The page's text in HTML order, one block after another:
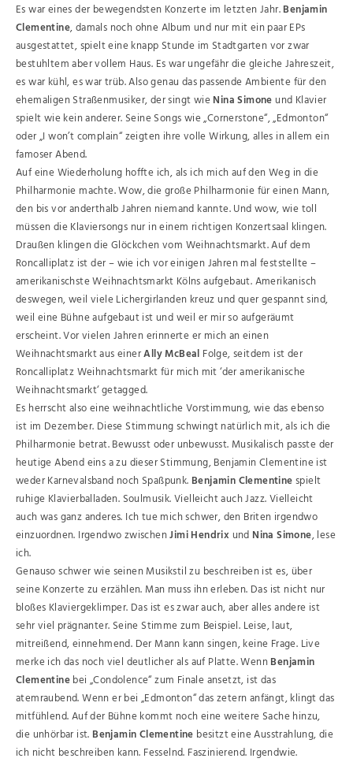
Es war eines der bewegendsten Konzerte im letzten Jahr.Benjamin
Clementine, damals noch ohne Album und nur mit ein paar EPs
ausgestattet, spielt eine knapp Stunde im Stadtgarten vor zwar
bestuhltem aber vollem Haus. Es war ungefähr die gleiche Jahreszeit,
es war kühl, es war trüb. Also genau das passende Ambiente für den
ehemaligen Straßenmusiker, der singt wieNina Simone und Klavier
spielt wie kein anderer. Seine Songs wie „Cornerstone“, „Edmonton“
oder „I won’t complain“ zeigten ihre volle Wirkung, alles in allem ein
famoser Abend.
Auf eine Wiederholung hoffte ich, als ich mich auf den Weg in die
Philharmonie machte. Wow, die große Philharmonie für einen Mann,
den bis vor anderthalb Jahren niemand kannte. Und wow, wie toll
müssen die Klaviersongs nur in einem richtigen Konzertsaal klingen.
Draußen klingen die Glöckchen vom Weihnachtsmarkt. Auf dem
Roncalliplatz ist der – wie ich vor einigen Jahren mal feststellte –
amerikanischste Weihnachtsmarkt Kölns aufgebaut. Amerikanisch
deswegen, weil viele Lichergirlanden kreuz und quer gespannt sind,
weil eine Bühne aufgebaut ist und weil er mir so aufgeräumt
erscheint. Vor vielen Jahren erinnerte er mich an einen
Weihnachtsmarkt aus einerAlly McBeal Folge, seitdem ist der
Roncalliplatz Weihnachtsmarkt für mich mit ‘der amerikanische
Weihnachtsmarkt‘ getagged.
Es herrscht also eine weihnachtliche Vorstimmung, wie das ebenso
ist im Dezember. Diese Stimmung schwingt natürlich mit, als ich die
Philharmonie betrat. Bewusst oder unbewusst. Musikalisch passte der
heutige Abend eins a zu dieser Stimmung, Benjamin Clementine ist
weder Karnevalsband noch Spaßpunk. Benjamin Clementinespielt
ruhige Klavierballaden. Soulmusik. Vielleicht auch Jazz. Vielleicht
auch was ganz anderes. Ich tue mich schwer, den Briten irgendwo
einzuordnen. Irgendwo zwischenJimi Hendrix und Nina Simone, lese
ich.
Genauso schwer wie seinen Musikstil zu beschreiben ist es, über
seine Konzerte zu erzählen. Man muss ihn erleben. Das ist nicht nur
bloßes Klaviergeklimper. Das ist es zwar auch, aber alles andere ist
sehr viel prägnanter. Seine Stimme zum Beispiel. Leise, laut,
mitreißend, einnehmend. Der Mann kann singen, keine Frage. Live
merke ich das noch viel deutlicher als auf Platte. WennBenjamin
Clementinebei „Condolence“ zum Finale ansetzt, ist das
atemraubend. Wenn er bei „Edmonton“ das zetern anfängt, klingt das
mitfühlend. Auf der Bühne kommt noch eine weitere Sache hinzu,
die unhörbar ist. Benjamin Clementine besitzt eine Ausstrahlung, die
ich nicht beschreiben kann. Fesselnd. Faszinierend. Irgendwie.